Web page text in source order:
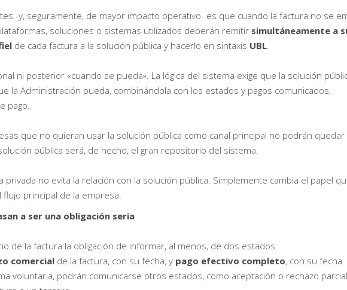
-y, seguramente, de mayor impacto operativo- es que cuando la factura no se
soluciones o sistemas utilizados deberán remitir simultáneamente a
de cada factura a la solución pública y hacerlo en sintaxis UBL.
ni posterior «cuando se pueda». La lógica del sistema exige que la solución
la Administración pueda, combinándola con los estados y pagos comunicados,
pago.
que no quieran usar la solución pública como canal principal no podrán quedar
pública será, de hecho, el gran repositorio del sistema.
privada no evita la relación con la solución pública. Simplemente cambia el papel
principal de la empresa.
a ser una obligación seria
de la factura la obligación de informar, al menos, de dos estados
comercial de la factura, con su fecha, y pago efectivo completo, con su fecha
voluntaria, podrán comunicarse otros estados, como aceptación o rechazo